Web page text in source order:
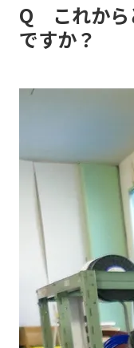
Q これから
ですか？